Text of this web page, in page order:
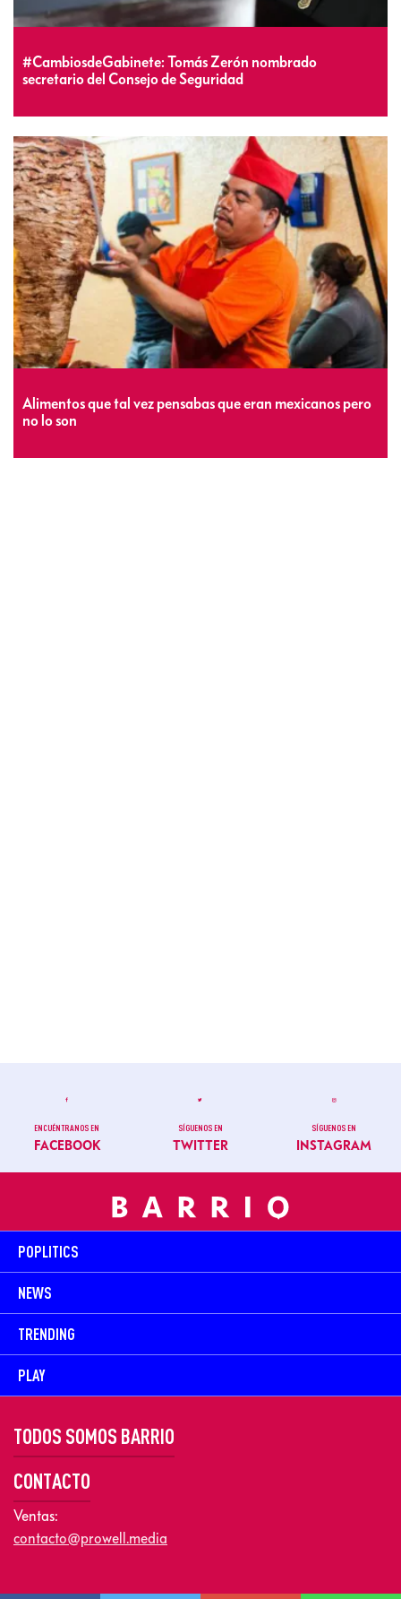
#CambiosdeGabinete: Tomás Zerón nombrado
secretario del Consejo de Seguridad
Alimentos que tal vez pensabas que eran mexicanos pero
no lo son
ENCUÉNTRANOS EN
FACEBOOK
SÍGUENOS EN
TWITTER
SÍGUENOS EN
INSTAGRAM
POPLITICS
NEWS
TRENDING
PLAY
TODOS SOMOS BARRIO
CONTACTO
Ventas:
contacto@prowell.media